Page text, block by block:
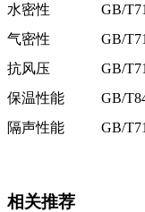
水密性
GB/
气密性
GB/
抗风压
GB/
保温性能
GB/
隔声性能
GB/
相关推荐